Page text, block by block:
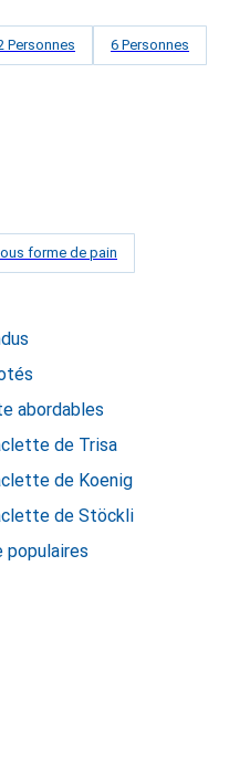
Personnes 6 Personnes
forme de pain
abordables
de Trisa
de Koenig
de Stöckli
populaires